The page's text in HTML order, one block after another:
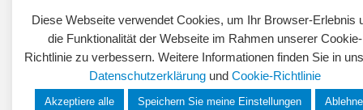
Presse
Kontakt
Diese Webseite verwendet Cookies, um Ihr Browser-Erlebnis
die Funktionalität der Webseite im Rahmen unserer Cookie-
Richtlinie zu verbessern. Weitere Informationen finden Sie in
Datenschutzerklärungund Cookie-Richtlinie
Akzeptiere alle Speichern Sie meine Einstellungen